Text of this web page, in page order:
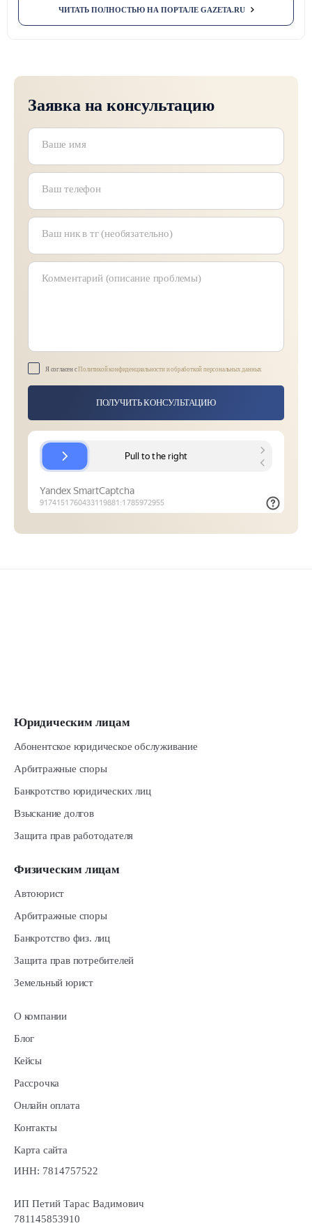
ЧИТАТЬ ПОЛНОСТЬЮ НА ПОРТАЛЕ GAZETA.RU
Заявка на консультацию
Ваш номер телефона
Ваше текстовое сообщение
Ваше имя
Ваш телефон
Ваш ник в тг (необязательно)
Комментарий (описание проблемы)
Я согласен сПолитикой конфиденциальности и обработкой персональных данных
ПОЛУЧИТЬ КОНСУЛЬТАЦИЮ
Юридическим лицам
Абонентское юридическое обслуживание
Арбитражные споры
Банкротство юридических лиц
Взыскание долгов
Защита прав работодателя
Физическим лицам
Автоюрист
Арбитражные споры
Банкротство физ. лиц
Защита прав потребителей
Земельный юрист
О компании
Блог
Кейсы
Рассрочка
Онлайн оплата
Контакты
Карта сайта
ИНН: 7814757522
ИП Петий Тарас Вадимович
781145853910